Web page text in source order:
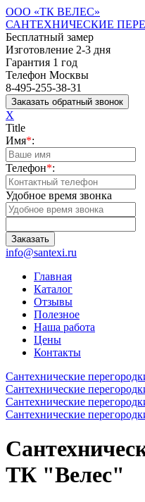
ООО «ТК ВЕЛЕС»
САНТЕХНИЧЕСКИЕ
Бесплатный замер
Изготовление 2-3 дня
Гарантия 1 год
Телефон Москвы
8-495-255-38-31
X
Title
Имя*:
Телефон*:
Удобное время звонка
info@santexi.ru
Главная
Каталог
Отзывы
Полезное
Наша работа
Цены
Контакты
Сантехнические
Cантехнические
Сантехнические
Сантехнические
ТК "Велес"